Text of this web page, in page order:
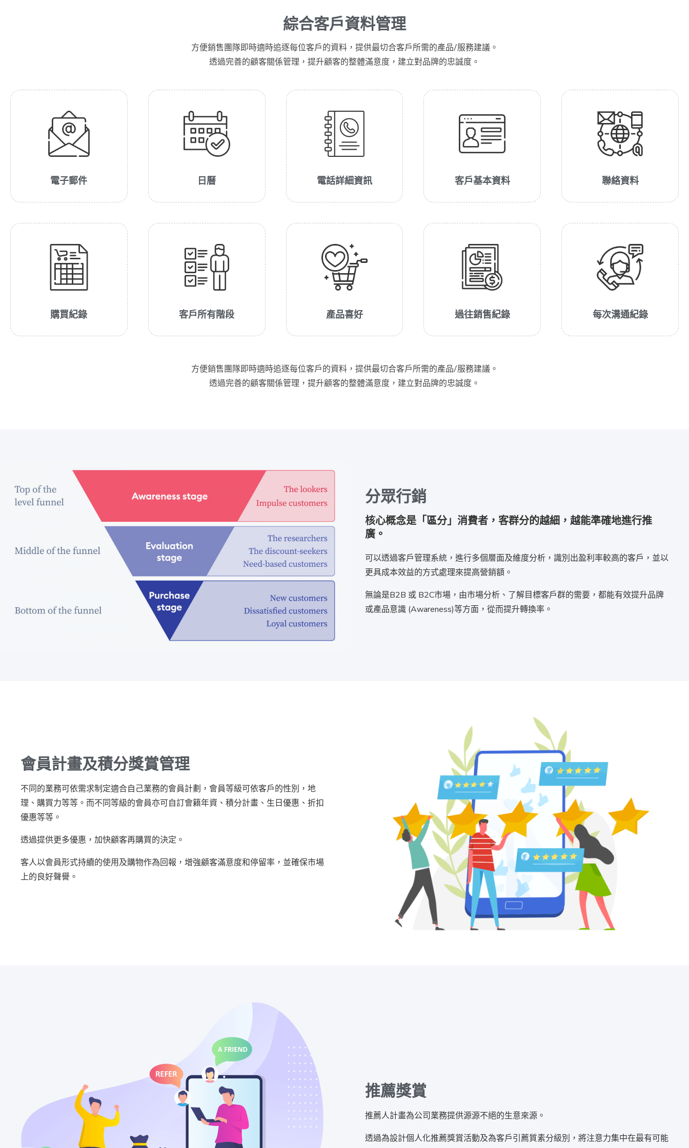
綜合客戶資料管理
方便銷售團隊即時適時追逐每位客戶的資料，提供最切合客戶所需的產品/服務建議。
透過完善的顧客關係管理，提升顧客的整體滿意度，建立對品牌的忠誠度。
電子郵件 日曆 電話詳細資訊 客戶基本資料 聯絡資料
購買紀錄 客戶所有階段 產品喜好 過往銷售紀錄 每次溝通紀錄
方便銷售團隊即時適時追逐每位客戶的資料，提供最切合客戶所需的產品/服務建議。
透過完善的顧客關係管理，提升顧客的整體滿意度，建立對品牌的忠誠度。
分眾行銷
核心概念是「區分」消費者，客群分的越細，越能準確地進行推
廣。
可以透過客戶管理系統，進行多個層面及維度分析，識別出盈利率較高的客戶，並以
更具成本效益的方式處理來提高營銷額。
無論是B2B 或 B2C市場，由市場分析、了解目標客戶群的需要，都能有效提升品牌
或產品意識 (Awareness)等方面，從而提升轉換率。
會員計畫及積分獎賞管理
不同的業務可依需求制定適合自己業務的會員計劃，會員等級可依客戶的性別，地
理、購買力等等。而不同等級的會員亦可自訂會籍年資、積分計畫、生日優惠、折扣
優惠等等。
透過提供更多優惠，加快顧客再購買的決定。
客人以會員形式持續的使用及購物作為回報，增強顧客滿意度和停留率，並確保市場
上的良好聲譽。
推薦獎賞
推薦人計畫為公司業務提供源源不絕的生意來源。
透過為設計個人化推薦獎賞活動及為客戶引薦質素分級別，將注意力集中在最有可能